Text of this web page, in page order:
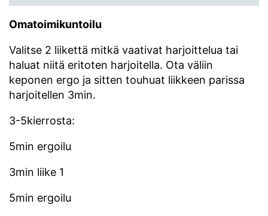
Omatoimikuntoilu
Valitse 2 liikettä mitkä vaativat harjoittelua tai
haluat niitä eritoten harjoitella. Ota väliin
keponen ergo ja sitten touhuat liikkeen parissa
harjoitellen 3min.
3-5kierrosta:
5min ergoilu
3min liike 1
5min ergoilu